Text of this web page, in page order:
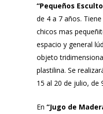
“Pequeños
de 4 a 7 años.
chicos mas
espacio y general
objeto
plastilina. Se
15 al 20 de julio, de
En “Jugo de